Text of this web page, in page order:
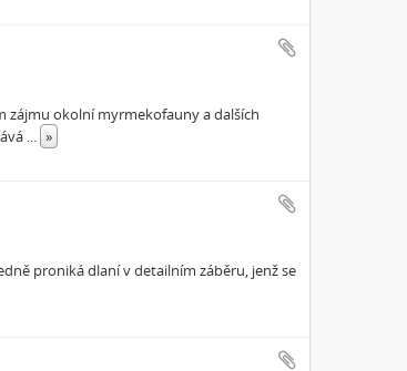
zájmu okolní myrmekofauny a dalších
... »
proniká dlaní v detailním záběru, jenž se